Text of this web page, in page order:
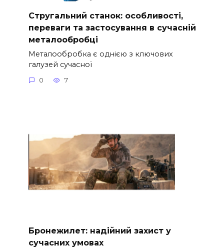
Стругальний станок: особливості,
переваги та застосування в сучасній
металообробці
Металообробка є однією з ключових
галузей сучасної
0 7
Бронежилет: надійний захист у
сучасних умовах